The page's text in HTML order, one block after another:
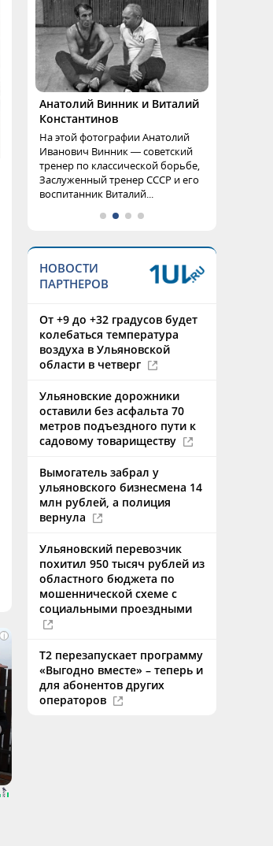
i
Анатолий Винник и Виталий
Константинов
На этой фотографии Анатолий
Иванович Винник — советский
тренер по классической борьбе,
Заслуженный тренер СССР и его
воспитанник Виталий...
НОВОСТИ
ПАРТНЕРОВ
От +9 до +32 градусов будет
колебаться температура
воздуха в Ульяновской
области в четверг
Ульяновские дорожники
оставили без асфальта 70
метров подъездного пути к
садовому товариществу
Вымогатель забрал у
ульяновского бизнесмена 14
млн рублей, а полиция
вернула
Ульяновский перевозчик
похитил 950 тысяч рублей из
областного бюджета по
мошеннической схеме с
социальными проездными
Т2 перезапускает программу
«Выгодно вместе» – теперь и
для абонентов других
операторов